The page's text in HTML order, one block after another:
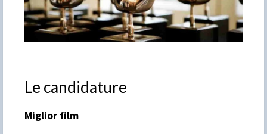
Le candidature
Miglior film